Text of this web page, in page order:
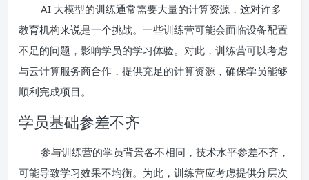
AI 大模型的训练通常需要大量的计算资源，这对许多
教育机构来说是一个挑战。一些训练营可能会面临设备配置
不足的问题，影响学员的学习体验。对此，训练营可以考虑
与云计算服务商合作，提供充足的计算资源，确保学员能够
顺利完成项目。
学员基础参差不齐
参与训练营的学员背景各不相同，技术水平参差不齐，
可能导致学习效果不均衡。为此，训练营应考虑提供分层次